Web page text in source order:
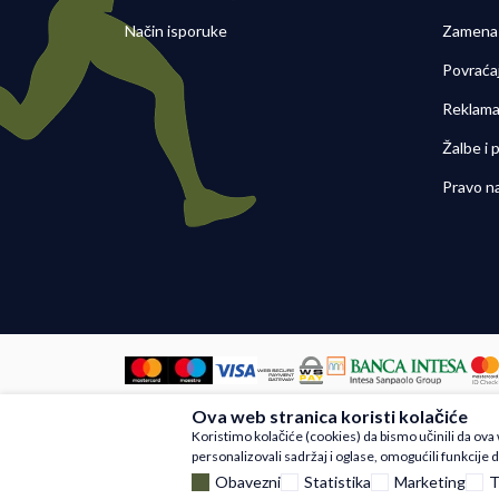
Način isporuke
Žalbe i
Pravo
Nastojimo da budemo što precizniji
artikli prikazani na sajtu su deo
Ova web stranica koristi kolačiće
Koristimo kolačiće (cookies) da bismo učinili da
personalizovali sadržaj i oglase, omogućili funkcije
Obavezni Statistika Marketing